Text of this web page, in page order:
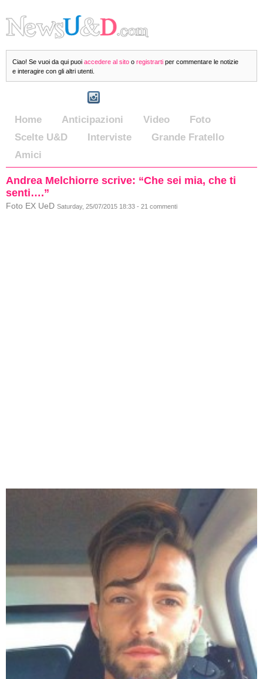
Ciao! Se vuoi da qui puoi accedere al sito o registrarti per commentare le notizie
e interagire con gli altri utenti.
Home Anticipazioni Video
Foto
Scelte U&D
Interviste
Grande Fratello
Amici
Andrea Melchiorre scrive: “Che sei mia, che ti
senti….”
Foto EX UeD Saturday, 25/07/2015 18:33 - 21 commenti